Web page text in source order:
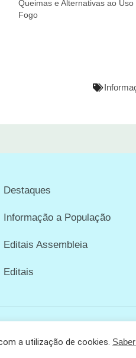
Queimas e Alternativas ao Uso
Fogo
Destaques
Informação a População
Editais Assembleia
Editais
a utilização de cookies.